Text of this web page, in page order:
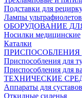
Подставки для
Лампы
ОБОРУДОВАНИЕ
Носилки медицинские
Каталки
Приспособления для
Приспособления для
ТЕХНИЧЕСКИЕ
Аппараты для суставов
Откидные сиденья